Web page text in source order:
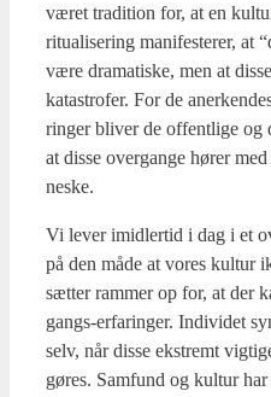
været tra­di­tion for, at en
ritu­a­li­se­ring mani­feste­rer, at
være dra­ma­ti­ske, men at
kata­stro­fer. For de
rin­ger bli­ver de offent­li­ge og
at dis­se over­gan­ge hører
ne­ske.
Vi lever imid­ler­tid i dag i et
på den måde at vores kul­tur
sæt­ter ram­mer op for, at der
gangs-erfa­ring­er. Indi­vi­det
selv, når dis­se ekstremt
gøres. Sam­fund og kul­tur